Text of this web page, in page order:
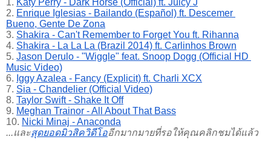
2. Enrique Iglesias - Bailando (Español) ft. Descemer
Bueno, Gente De Zona
3. Shakira - Can't Remember to Forget You ft. Rihanna
4. Shakira - La La La (Brazil 2014) ft. Carlinhos Brown
5. Jason Derulo - "Wiggle" feat. Snoop Dogg (Official HD
Music Video)
6. Iggy Azalea - Fancy (Explicit) ft. Charli XCX
7. Sia - Chandelier (Official Video)
8. Taylor Swift - Shake It Off
9. Meghan Trainor - All About That Bass
10. Nicki Minaj - Anaconda
...และสุดยอดมิวสิควิดีโออีกมากมายที่รอให้คุณคลิกชมได้แล้ว